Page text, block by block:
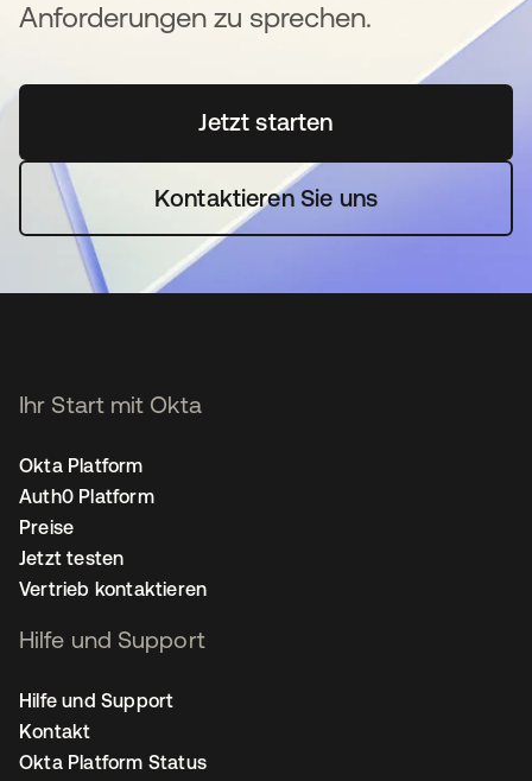
Anforderungen zu sprechen.
Jetzt startenwird in einer neuen
Kontaktieren Sie uns
Ihr Start mit Okta
Okta Platform
Auth0 Platform
Preise
Jetzt testen
Vertrieb kontaktieren
Hilfe und Support
Hilfe und Support
Kontakt
Okta Platform Status